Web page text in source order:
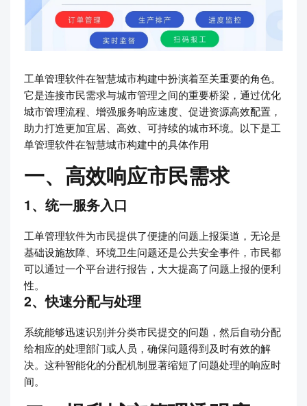
工单管理软件在智慧城市构建中扮演着至关重要的角色。
它是连接市民需求与城市管理之间的重要桥梁，通过优化
城市管理流程、增强服务响应速度、促进资源高效配置，
助力打造更加宜居、高效、可持续的城市环境。以下是工
单管理软件在智慧城市构建中的具体作用
一、高效响应市民需求
1、统一服务入口
工单管理软件为市民提供了便捷的问题上报渠道，无论是
基础设施故障、环境卫生问题还是公共安全事件，市民都
可以通过一个平台进行报告，大大提高了问题上报的便利
性。
2、快速分配与处理
系统能够迅速识别并分类市民提交的问题，然后自动分配
给相应的处理部门或人员，确保问题得到及时有效的解
决。这种智能化的分配机制显著缩短了问题处理的响应时
间。